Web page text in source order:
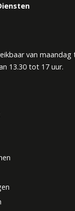
van
13.30 tot 17 uur.